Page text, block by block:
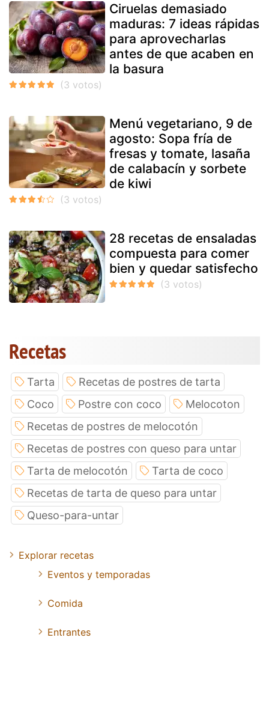
Ciruelas demasiado
maduras: 7 ideas rápidas
para aprovecharlas
antes de que acaben en
la basura
Menú vegetariano, 9 de
agosto: Sopa fría de
fresas y tomate, lasaña
de calabacín y sorbete
de kiwi
28 recetas de ensaladas
compuesta para comer
bien y quedar satisfecho
Recetas
Tarta
Recetas de postres de tarta
Coco
Postre con coco
Melocoton
Recetas de postres de melocotón
Recetas de postres con queso para untar
Tarta de melocotón
Tarta de coco
Recetas de tarta de queso para untar
Queso-para-untar
Explorar recetas
Eventos y temporadas
Comida
Entrantes